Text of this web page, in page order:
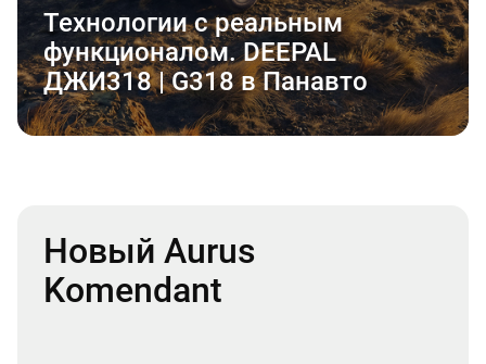
Технологии с реальным
функционалом. DEEPAL
ДЖИ318 | G318 в Панавто
Новый Aurus
Komendant